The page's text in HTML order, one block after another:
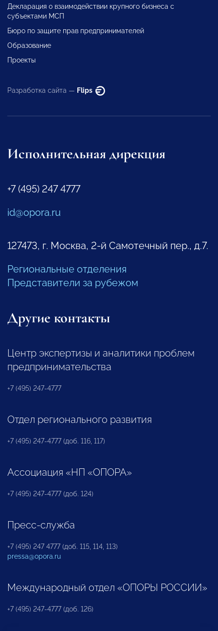
Декларация о взаимодействии крупного бизнеса с
субъектами МСП
Бюро по защите прав предпринимателей
Образование
Проекты
Разработка сайта — Flips
Исполнительная дирекция
+7 (495) 247 4777
id@opora.ru
127473, г. Москва, 2-й Самотечный пер., д.7.
Региональные отделения
Представители за рубежом
Другие контакты
Центр экспертизы и аналитики проблем
предпринимательства
+7 (495) 247-4777
Отдел регионального развития
+7 (495) 247-4777 (доб. 116, 117)
Ассоциация «НП «ОПОРА»
+7 (495) 247-4777 (доб. 124)
Пресс-служба
+7 (495) 247 4777 (доб. 115, 114, 113)
pressa@opora.ru
Международный отдел «ОПОРЫ РОССИИ»
+7 (495) 247-4777 (доб. 126)